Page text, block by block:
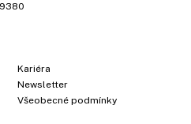
Kariéra
Newsletter
Všeobecné podmínky